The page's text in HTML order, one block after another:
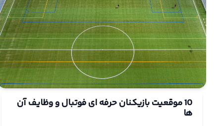
10 موقعیت بازیکنان حرفه ای فوتبال و وظایف آن
ها